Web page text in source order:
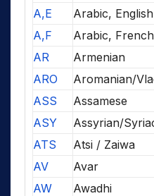
A,E
Arabic, English
A,F
Arabic, French
AR
Armenian
ARO
Aromanian/
ASS
Assamese
ASY
Assyrian/
ATS
Atsi / Zaiwa
AV
Avar
AW
Awadhi